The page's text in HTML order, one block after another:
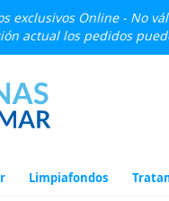
exclusivos Online - No
actual los pedidos
Limpiafondos